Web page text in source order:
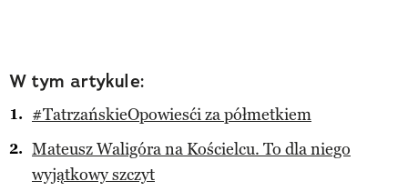
W tym artykule:
#TatrzańskieOpowiesći za półmetkiem
Mateusz Waligóra na Kościelcu. To dla niego
wyjątkowy szczyt